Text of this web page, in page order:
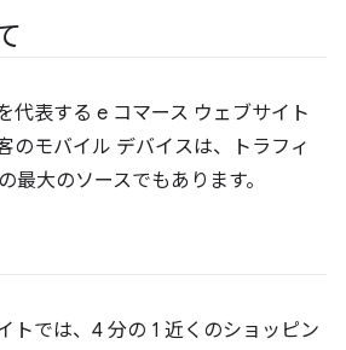
代表する e コマース ウェブサイト
のモバイル デバイスは、トラフィ
最大のソースでもあります。
トでは、4 分の 1 近くのショッピン